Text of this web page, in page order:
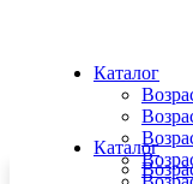
Каталог
Каталог